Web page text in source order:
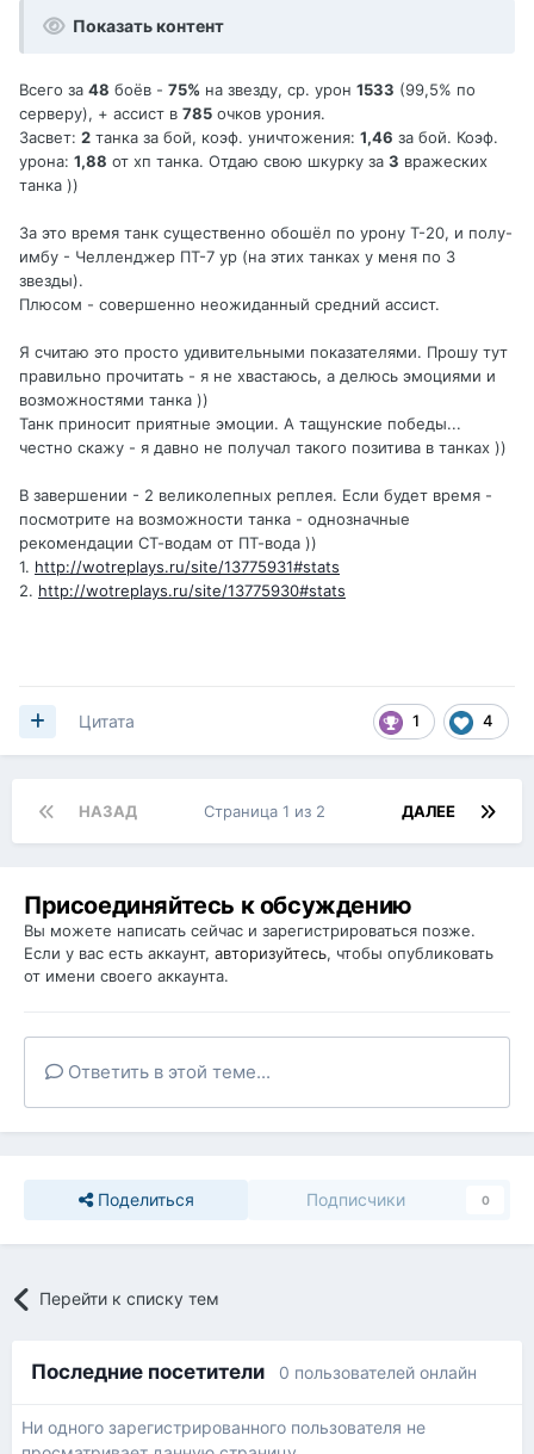
Показать контент
Всего за 48 боёв - 75% на звезду, ср. урон 1533 (99,5% по
серверу), + ассист в 785 очков урония.
Засвет: 2 танка за бой, коэф. уничтожения: 1,46 за бой. Коэф.
урона: 1,88 от хп танка. Отдаю свою шкурку за 3 вражеских
танка ))
За это время танк существенно обошёл по урону Т-20, и полу-
имбу - Челленджер ПТ-7 ур (на этих танках у меня по 3
звезды).
Плюсом - совершенно неожиданный средний ассист.
Я считаю это просто удивительными показателями. Прошу тут
правильно прочитать - я не хвастаюсь, а делюсь эмоциями и
возможностями танка ))
Танк приносит приятные эмоции. А тащунские победы...
честно скажу - я давно не получал такого позитива в танках ))
В завершении - 2 великолепных реплея. Если будет время -
посмотрите на возможности танка - однозначные
рекомендации СТ-водам от ПТ-вода ))
1. http://wotreplays.ru/site/13775931#stats
2. http://wotreplays.ru/site/13775930#stats
1 4
Цитата
НАЗАД ДАЛЕЕ
Страница 1 из 2
Присоединяйтесь к обсуждению
Вы можете написать сейчас и зарегистрироваться позже.
Если у вас есть аккаунт, авторизуйтесь, чтобы опубликовать
от имени своего аккаунта.
Ответить в этой теме...
Поделиться Подписчики 0
Перейти к списку тем
Последние посетители 0 пользователей онлайн
Ни одного зарегистрированного пользователя не